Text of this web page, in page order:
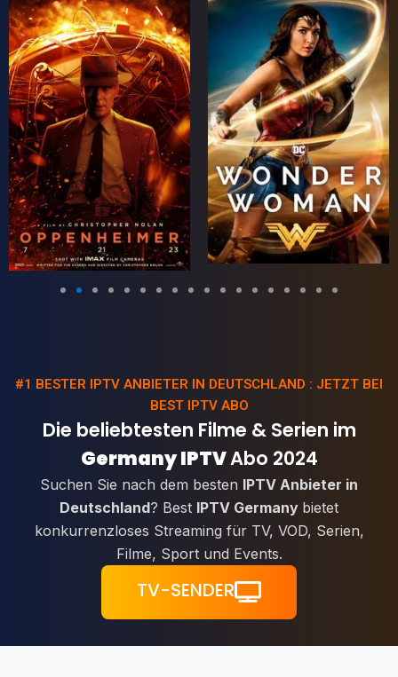
#1 BESTER IPTV ANBIETER IN DEUTSCHLAND : JETZT BEI
BEST IPTV ABO
Die beliebtesten Filme & Serien im
Germany IPTVAbo 2024
Suchen Sie nach dem besten IPTV Anbieter in
Deutschland? Best IPTV Germany bietet
konkurrenzloses Streaming für TV, VOD, Serien,
Filme, Sport und Events.
TV-SENDER